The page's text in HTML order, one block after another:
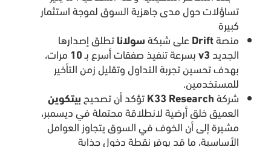
تساؤلات حول مدى جاهزية السوق لموجة استثمار
كبيرة
منصةDriftعلى شبكةسولاناتطلق إصدارها
الجديد v3بسرعة تنفيذ صفقات أسرع بـ10 مرات،
بهدف تحسين تجربة التداول وتقليل زمن التأخير
للمستخدمين.
شركةK33 Researchتؤكد أن تصحيح بيتكوين
العميق خلق أرضية لانطلاقة محتملة في ديسمبر،
مشيرة إلى أن الخوف في السوق يتجاوز العوامل
الأساسية، ما قد يوفر نقطة دخول جذابة